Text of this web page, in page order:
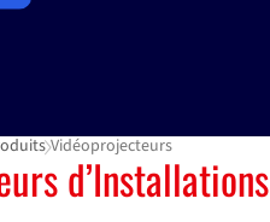
Vidéoprojecteurs
d’Installations